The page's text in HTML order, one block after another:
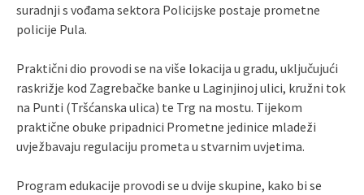
suradnji s vođama sektora Policijske postaje prometne
policije Pula.
Praktični dio provodi se na više lokacija u gradu, uključujući
raskrižje kod Zagrebačke banke u Laginjinoj ulici, kružni tok
na Punti (Tršćanska ulica) te Trg na mostu. Tijekom
praktične obuke pripadnici Prometne jedinice mladeži
uvježbavaju regulaciju prometa u stvarnim uvjetima.
Program edukacije provodi se u dvije skupine, kako bi se